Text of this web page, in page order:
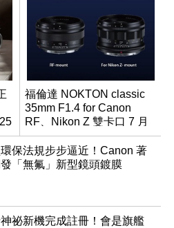
福倫達 NOKTON classic
35mm F1.4 for Canon
RF、Nikon Z 雙卡口 7 月
同步登台
保法規步步逼近！Canon 著
「無氟」新型鏡頭鍍膜
祕新機完成註冊！會是旗艦